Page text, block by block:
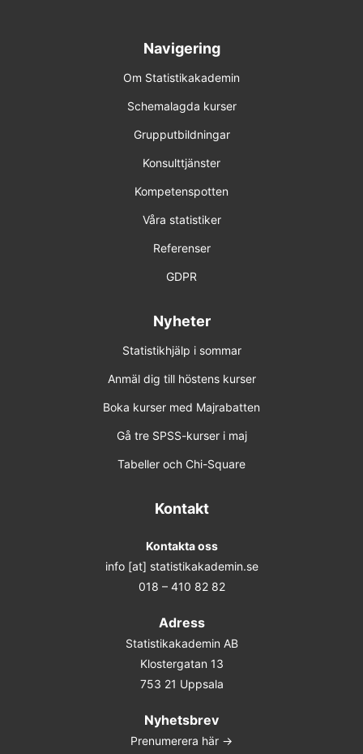
14-15 apr 2027 Online
18-19 maj 2027 Online
17-18 nov 2026 Online
Förhandsbokning (obestämt datum)
15-16 dec 2026 Online
25-26 maj 2027 Online
Förhandsbokning (obestämt datum)
Navigering
Om Statistikakademin
Schemalagda kurser
Grupputbildningar
Konsulttjänster
Kompetenspotten
Våra statistiker
Referenser
GDPR
Nyheter
Statistikhjälp i sommar
Anmäl dig till höstens kurser
Boka kurser med Majrabatten
Gå tre SPSS-kurser i maj
Tabeller och Chi-Square
Kontakt
Kontakta oss
info [at] statistikakademin.se
018 – 410 82 82
Adress
Statistikakademin AB
Klostergatan 13
753 21 Uppsala
Nyhetsbrev
Prenumerera här ->